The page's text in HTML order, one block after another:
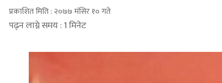
प्रकाशित मिति : २०७७ मंसिर १० गते
पढ्न लाग्ने समय : 1 मिनेट